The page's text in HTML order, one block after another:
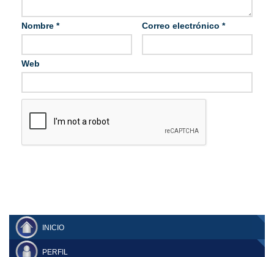
Nombre * Correo electrónico *
Web
INICIO
PERFIL